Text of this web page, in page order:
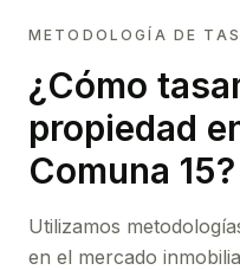
METODOLOGÍA DE
¿Cómo
propiedad
Comuna 15?
Utilizamos
en el mercado